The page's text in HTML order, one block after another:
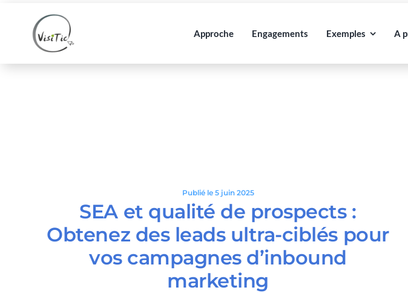
contenu
Approche Engagements Exemples A
Publié le 5 juin 2025
SEA et qualité de prospects :
Obtenez des leads ultra-ciblés pour
vos campagnes d’inbound
marketing